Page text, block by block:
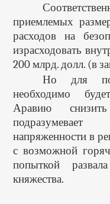
приемлемых
расходов на
израсходовать
200 млрд. долл. (в
Но для
необходимо
Аравию
напряженности в
с возможной
попыткой
княжества.